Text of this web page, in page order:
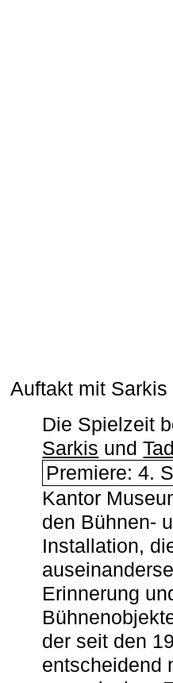
Auftakt mit
Die Spielzeit
Sarkis und
Premiere: 4.
Kantor
den Bühnen-
Installation,
Erinnerung
der seit den
entscheidend